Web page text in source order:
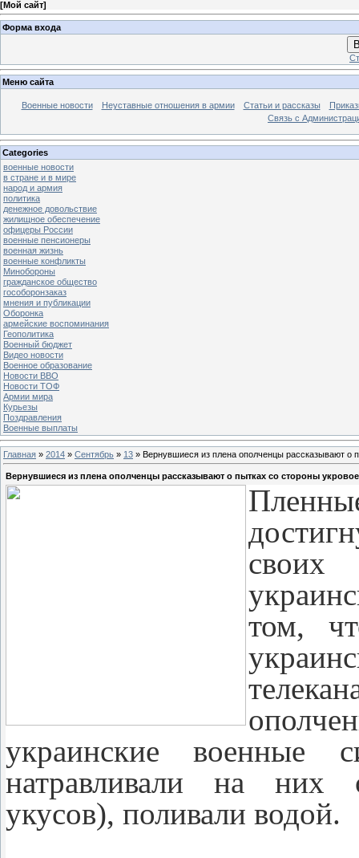
[Мой сайт]
Форма входа
Меню сайта
Военные новости Неуставные отношения в армии Статьи и рассказы
Связь с
Categories
военные новости
в стране и в мире
народ и армия
политика
денежное довольствие
жилищное обеспечение
офицеры России
военные пенсионеры
военная жизнь
военные конфликты
Минобороны
гражданское общество
гособоронзаказ
мнения и публикации
Оборонка
армейские воспоминания
Геополитика
Военный бюджет
Видео новости
Военное образование
Новости ВВО
Новости ТОФ
Армии мира
Курьезы
Поздравления
Военные выплаты
Главная » 2014 » Сентябрь » 13 » Вернувшиеся из плена ополченцы рассказывают о
Вернувшиеся из плена ополченцы рассказывают о пытках со стороны
своих
том,
украинские военные
натравливали на них
укусов), поливали водой.